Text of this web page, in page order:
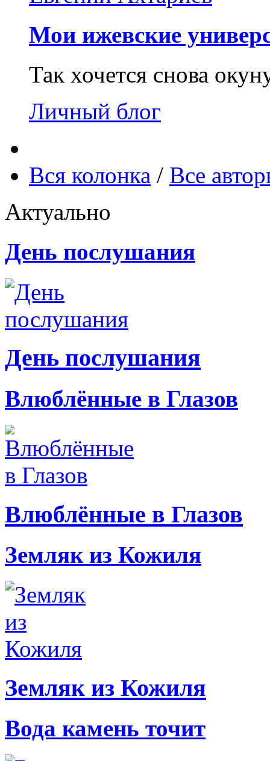
Мои ижевские
Так хочется снова
Личный блог
Вся колонка / Все
Актуально
День послушания
День послушания
Влюблённые в Глазов
Влюблённые в Глазов
Земляк из Кожиля
Земляк из Кожиля
Вода камень точит